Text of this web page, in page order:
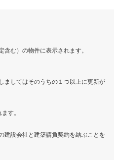
む）の物件に表示されます。
ましてはそのうちの１つ以上に更新が
す。
建設会社と建築請負契約を結ぶことを